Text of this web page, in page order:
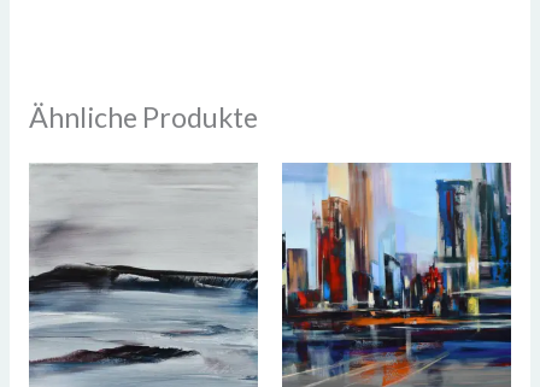
Ähnliche Produkte